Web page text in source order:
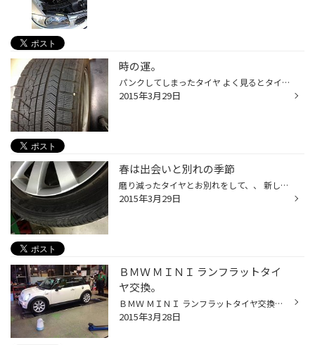
時の運。
パンクしてしまったタイヤ よく見るとタイヤの肩の部分に 何か刺さっています。 この部分はパンク修理できるでしょうか？？ 正解は 不可です。 パンクした穴の部分に補修材を挿入して、内部にもパッチ材を貼ります。 そのパッチ材は、絆創膏をイメージしていただくのが一番良いと思います。 タイヤ...
2015年3月29日
春は出会いと別れの季節
磨り減ったタイヤとお別れをして、、 新しいREGNOにすると、 本当の走りに出会うことが出来ます！！ 「あなたの知らない本当の走りに出会う」 このキャッチコピーは大袈裟じゃないです！ REGNOを履いた方が100km点検（新品タイヤ交換装着後の無料点検）お起こしなった際に、お客様の方から嬉しそう...
2015年3月29日
ＢＭＷ ＭＩＮＩ ランフラットタイ
ヤ交換。
ＢＭＷ ＭＩＮＩ ランフラットタイヤ交換です。 超偏平サイズのランフラットだって お茶の子さいさい ランフラットタイヤはPADDOCK246におまかせ下さい！！
2015年3月28日